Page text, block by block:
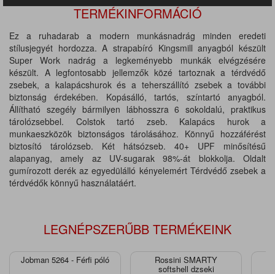
TERMÉKINFORMÁCIÓ
Ez a ruhadarab a modern munkásnadrág minden eredeti
stílusjegyét hordozza. A strapabíró Kingsmill anyagból készült
Super Work nadrág a legkeményebb munkák elvégzésére
készült. A legfontosabb jellemzők közé tartoznak a térdvédő
zsebek, a kalapácshurok és a teherszállító zsebek a további
biztonság érdekében. Kopásálló, tartós, színtartó anyagból.
Állítható szegély bármilyen lábhosszra 6 sokoldalú, praktikus
tárolózsebbel. Colstok tartó zseb. Kalapács hurok a
munkaeszközök biztonságos tárolásához. Könnyű hozzáférést
biztosító tárolózseb. Két hátsózseb. 40+ UPF minősítésű
alapanyag, amely az UV-sugarak 98%-át blokkolja. Oldalt
gumírozott derék az egyedülálló kényelemért Térdvédő zsebek a
térdvédők könnyű használatáért.
LEGNÉPSZERŰBB TERMÉKEINK
Jobman 5264 - Férfi póló Rossini SMARTY
softshell dzseki